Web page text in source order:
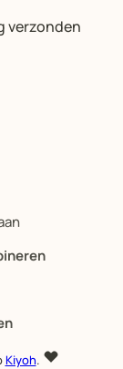
verzonden
Kiyoh.